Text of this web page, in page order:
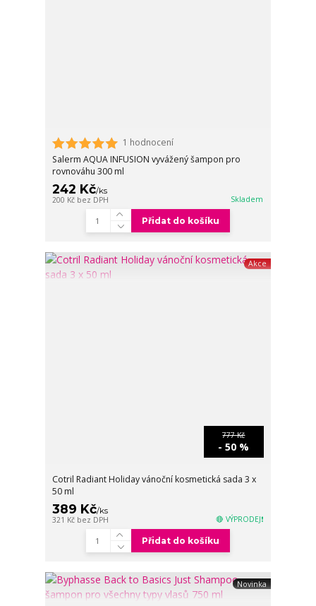
1 hodnocení
Salerm AQUA INFUSION vyvážený šampon pro
rovnováhu 300 ml
242 Kč/ks
200 Kč bez DPH Skladem
Přidat do košíku
Akce
777 Kč
- 50 %
Cotril Radiant Holiday vánoční kosmetická sada 3 x
50 ml
389 Kč/ks
321 Kč bez DPH 🔴 VÝPRODEJ❗
Přidat do košíku
Novinka